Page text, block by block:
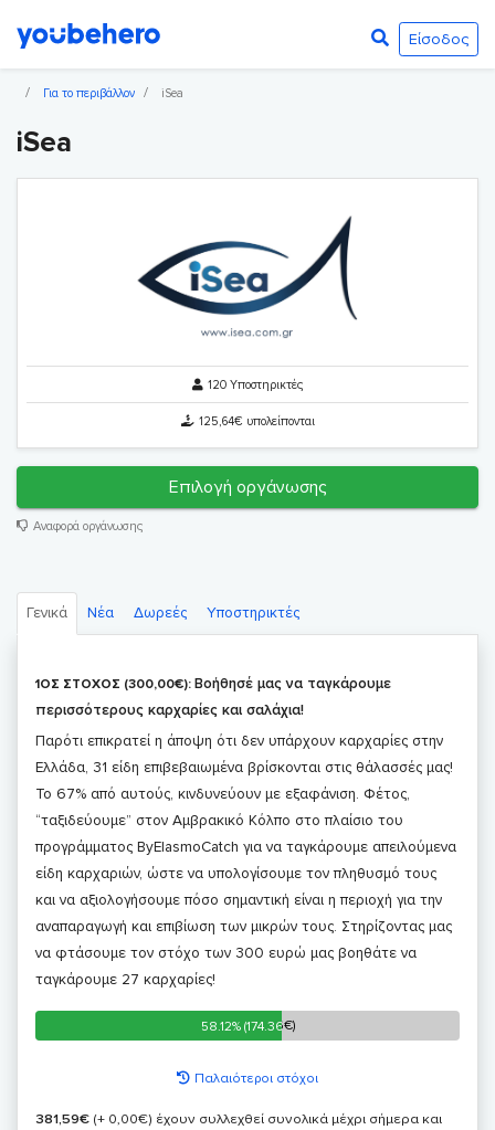
Είσοδος
Για το περιβάλλον iSea
iSea
120 Υποστηρικτές
125,64€ υπολείπονται
Επιλογή οργάνωσης
Αναφορά οργάνωσης
Γενικά Νέα Δωρεές Υποστηρικτές
1ΟΣ ΣΤΟΧΟΣ (300,00€): Βοήθησέ μας να ταγκάρουμε
περισσότερους καρχαρίες και σαλάχια!
Παρότι επικρατεί η άποψη ότι δεν υπάρχουν καρχαρίες στην
Ελλάδα, 31 είδη επιβεβαιωμένα βρίσκονται στις θάλασσές μας!
Το 67% από αυτούς, κινδυνεύουν με εξαφάνιση. Φέτος,
“ταξιδεύουμε” στον Αμβρακικό Κόλπο στο πλαίσιο του
προγράμματος ByElasmoCatch για να ταγκάρουμε απειλούμενα
είδη καρχαριών, ώστε να υπολογίσουμε τον πληθυσμό τους
και να αξιολογήσουμε πόσο σημαντική είναι η περιοχή για την
αναπαραγωγή και επιβίωση των μικρών τους. Στηρίζοντας μας
να φτάσουμε τον στόχο των 300 ευρώ μας βοηθάτε να
ταγκάρουμε 27 καρχαρίες!
58.12% (174.36€)
58.12% (174.36€)
Παλαιότεροι στόχοι
381,59€ (+ 0,00€) έχουν συλλεχθεί συνολικά μέχρι σήμερα και